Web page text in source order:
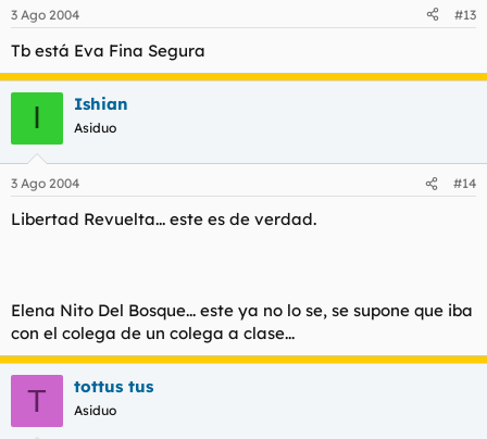
3 Ago 2004 #13
Tb está Eva Fina Segura
I Ishian
Asiduo
3 Ago 2004 #14
Libertad Revuelta... este es de verdad.
Elena Nito Del Bosque... este ya no lo se, se supone que iba
con el colega de un colega a clase...
T tottus tus
Asiduo